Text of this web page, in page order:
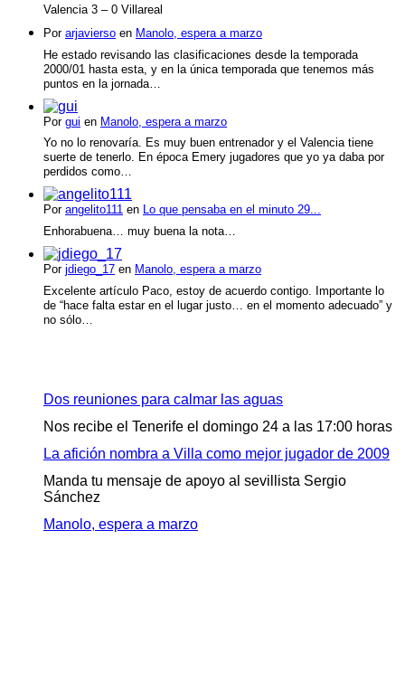
Valencia 3 – 0 Villareal
Por arjavierso en Manolo, espera a marzo
He estado revisando las clasificaciones desde la temporada
2000/01 hasta esta, y en la única temporada que tenemos más
puntos en la jornada…
Por gui en Manolo, espera a marzo
Yo no lo renovaría. Es muy buen entrenador y el Valencia tiene
suerte de tenerlo. En época Emery jugadores que yo ya daba por
perdidos como…
Por angelito111 en Lo que pensaba en el minuto 29...
Enhorabuena… muy buena la nota…
Por jdiego_17 en Manolo, espera a marzo
Excelente artículo Paco, estoy de acuerdo contigo. Importante lo
de “hace falta estar en el lugar justo… en el momento adecuado” y
no sólo…
Dos reuniones para calmar las aguas
Nos recibe el Tenerife el domingo 24 a las 17:00 horas
La afición nombra a Villa como mejor jugador de 2009
Manda tu mensaje de apoyo al sevillista Sergio
Sánchez
Manolo, espera a marzo